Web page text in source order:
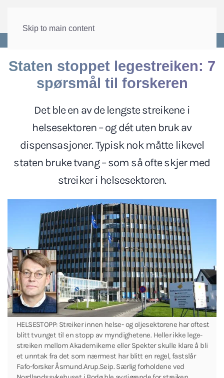
Skip to main content
Staten stoppet legestreiken: 7
spørsmål til forskeren
Det ble en av de lengste streikene i
helsesektoren – og dét uten bruk av
dispensasjoner. Typisk nok måtte likevel
staten bruke tvang – som så ofte skjer med
streiker i helsesektoren.
HELSESTOPP: Streiker innen helse- og oljesektorene har oftest
blitt tvunget til en stopp av myndighetene. Heller ikke lege-
streiken mellom Akademikerne eller Spekter skulle klare å bli
et unntak fra det som nærmest har blitt en regel, fastslår
Fafo-forsker Åsmund.Arup.Seip. Særlig forholdene ved